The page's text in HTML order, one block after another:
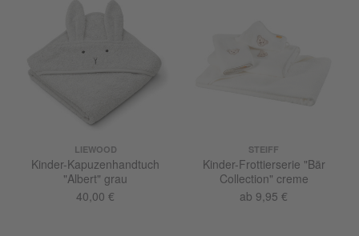
LIEWOOD
Kinder-Kapuzenhandtuch
"Albert" grau
40,00 €
STEIFF
Kinder-Frottierserie "Bär
Collection" creme
ab 9,95 €